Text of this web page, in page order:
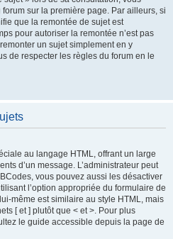
sur la première page. Par ailleurs, si
que la remontée de sujet est
pour autoriser la remontée n’est pas
un sujet simplement en y
de respecter les règles du forum en le
au langage HTML, offrant un large
d’un message. L’administrateur peut
vous pouvez aussi les désactiver
l’option appropriée du formulaire de
même est similaire au style HTML, mais
[ et ] plutôt que < et >. Pour plus
le guide accessible depuis la page de